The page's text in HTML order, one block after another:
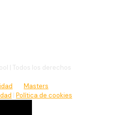
| Todos los derechos
Masters
| Política de cookies